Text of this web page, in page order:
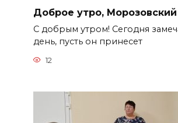
Доброе утро,
С добрым утром! Сегодня
день, пусть он принесет
12